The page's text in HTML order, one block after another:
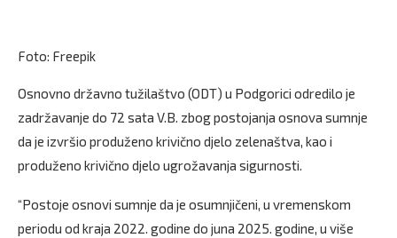
Foto: Freepik
Osnovno državno tužilaštvo (ODT) u Podgorici odredilo je
zadržavanje do 72 sata V.B. zbog postojanja osnova sumnje
da je izvršio produženo krivično djelo zelenaštva, kao i
produženo krivično djelo ugrožavanja sigurnosti.
“Postoje osnovi sumnje da je osumnjičeni, u vremenskom
periodu od kraja 2022. godine do juna 2025. godine, u više